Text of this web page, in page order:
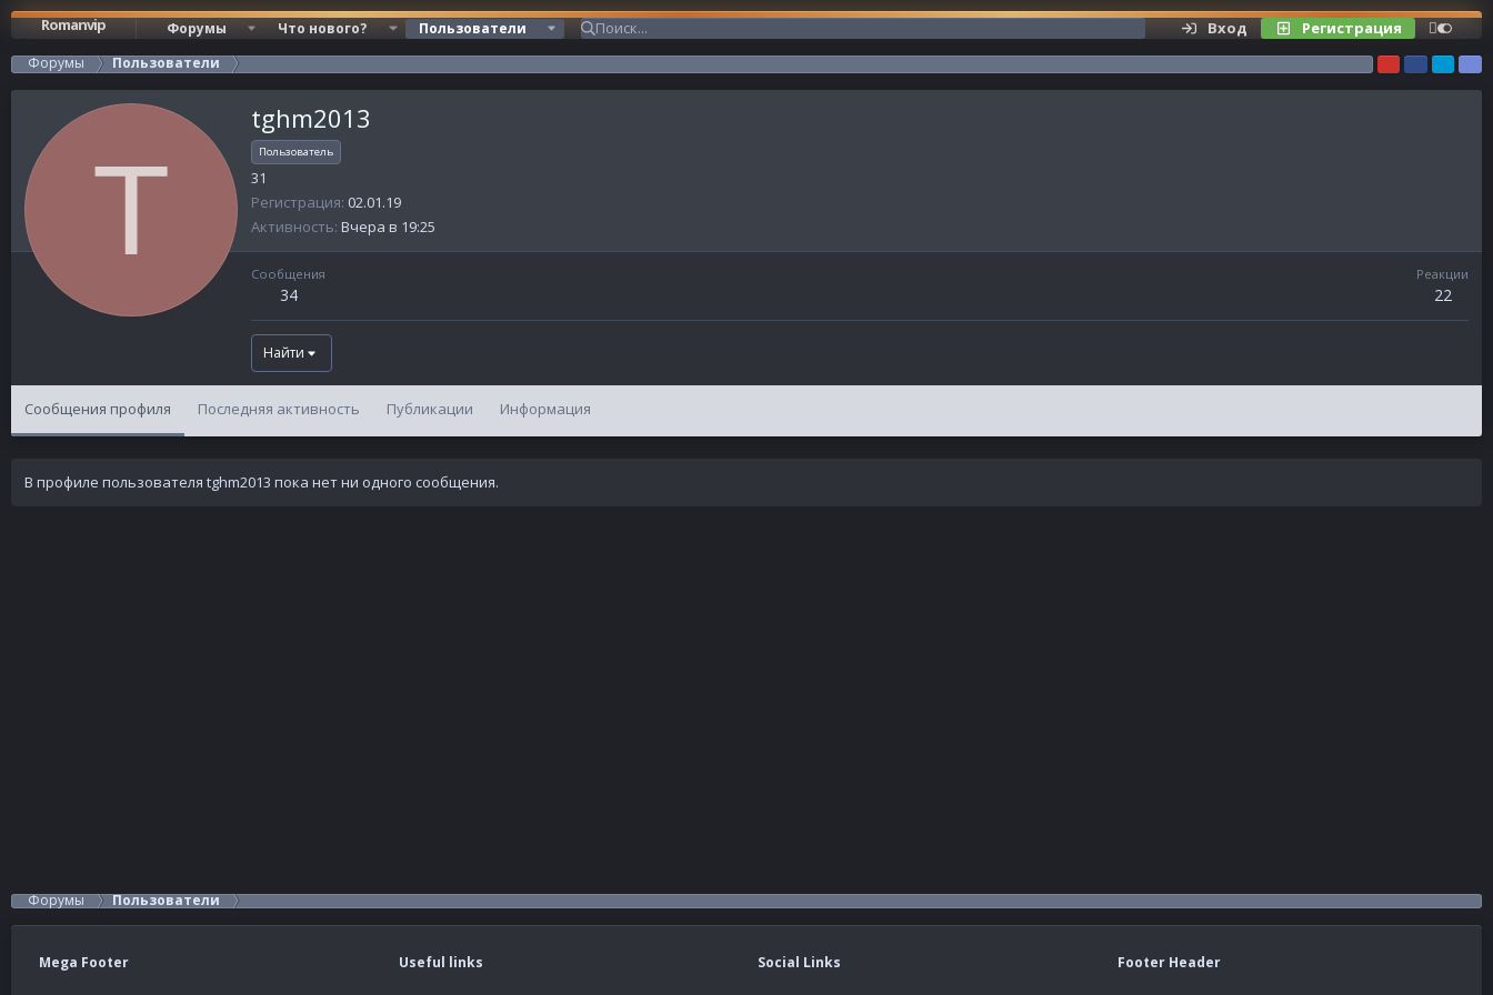
Romanvip Форумы Что нового? Пользователи Вход Регистрация
Форумы Пользователи
T
tghm2013
Пользователь
31
Регистрация 02.01.19
Активность Вчера в 19:25
Сообщения
34
Реакции
22
Найти
Сообщения профиля Последняя активность Публикации Информация
В профиле пользователя tghm2013 пока нет ни одного сообщения.
Форумы Пользователи
Mega Footer Useful links Social Links Footer Header